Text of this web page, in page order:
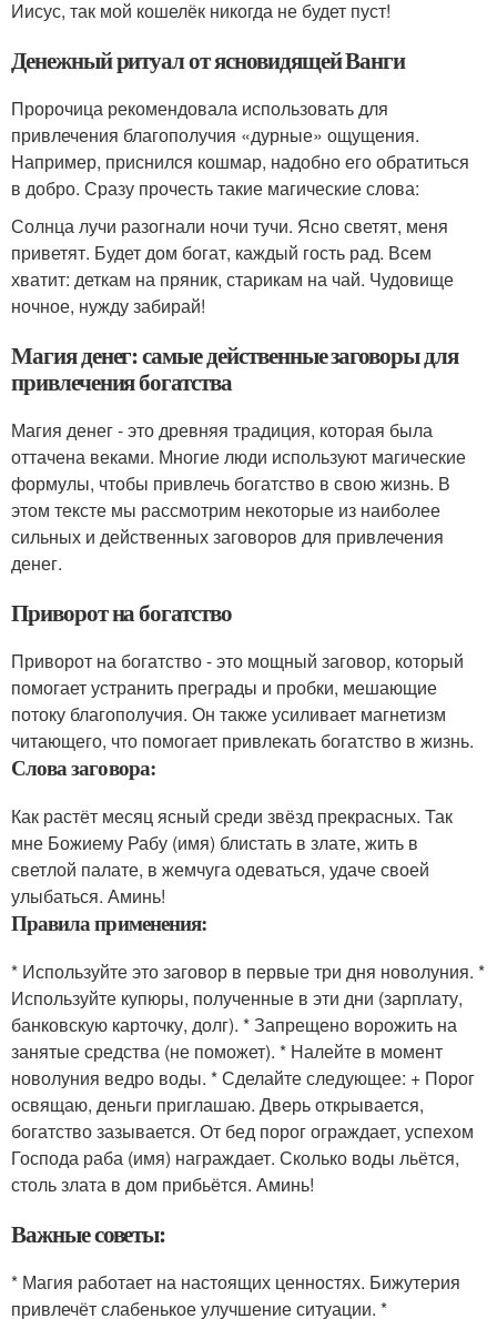
Иисус, так мой кошелёк никогда не будет пуст!
Денежный ритуал от ясновидящей Ванги
Пророчица рекомендовала использовать для
привлечения благополучия «дурные» ощущения.
Например, приснился кошмар, надобно его обратиться
в добро. Сразу прочесть такие магические слова:
Солнца лучи разогнали ночи тучи. Ясно светят, меня
приветят. Будет дом богат, каждый гость рад. Всем
хватит: деткам на пряник, старикам на чай. Чудовище
ночное, нужду забирай!
Магия денег: самые действенные заговоры для
привлечения богатства
Магия денег - это древняя традиция, которая была
оттачена веками. Многие люди используют магические
формулы, чтобы привлечь богатство в свою жизнь. В
этом тексте мы рассмотрим некоторые из наиболее
сильных и действенных заговоров для привлечения
денег.
Приворот на богатство
Приворот на богатство - это мощный заговор, который
помогает устранить преграды и пробки, мешающие
потоку благополучия. Он также усиливает магнетизм
читающего, что помогает привлекать богатство в жизнь.
Слова заговора:
Как растёт месяц ясный среди звёзд прекрасных. Так
мне Божиему Рабу (имя) блистать в злате, жить в
светлой палате, в жемчуга одеваться, удаче своей
улыбаться. Аминь!
Правила применения:
* Используйте это заговор в первые три дня новолуния. *
Используйте купюры, полученные в эти дни (зарплату,
банковскую карточку, долг). * Запрещено ворожить на
занятые средства (не поможет). * Налейте в момент
новолуния ведро воды. * Сделайте следующее: + Порог
освящаю, деньги приглашаю. Дверь открывается,
богатство зазывается. От бед порог ограждает, успехом
Господа раба (имя) награждает. Сколько воды льётся,
столь злата в дом прибьётся. Аминь!
Важные советы:
* Магия работает на настоящих ценностях. Бижутерия
привлечёт слабенькое улучшение ситуации. *